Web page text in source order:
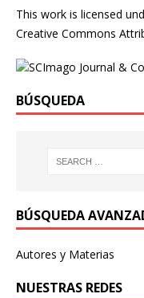
This work is licensed
Creative Commons
BÚSQUEDA
BÚSQUEDA
Autores y Materias
NUESTRAS REDES